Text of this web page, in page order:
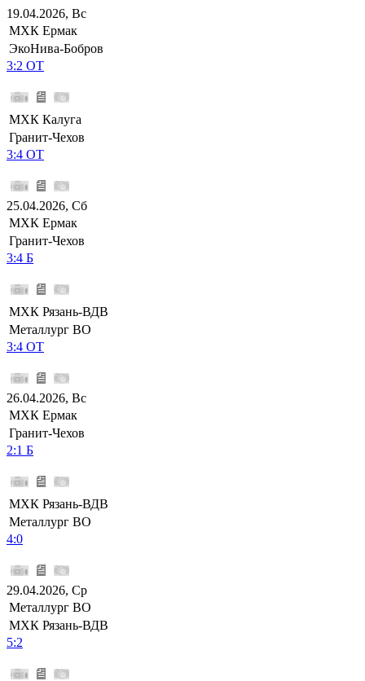
19.04.2026, Вс
МХК Ермак
ЭкоНива-Бобров
3:2 ОТ
МХК Калуга
Гранит-Чехов
3:4 ОТ
25.04.2026, Сб
МХК Ермак
Гранит-Чехов
3:4 Б
МХК Рязань-ВДВ
Металлург ВО
3:4 ОТ
26.04.2026, Вс
МХК Ермак
Гранит-Чехов
2:1 Б
МХК Рязань-ВДВ
Металлург ВО
4:0
29.04.2026, Ср
Металлург ВО
МХК Рязань-ВДВ
5:2